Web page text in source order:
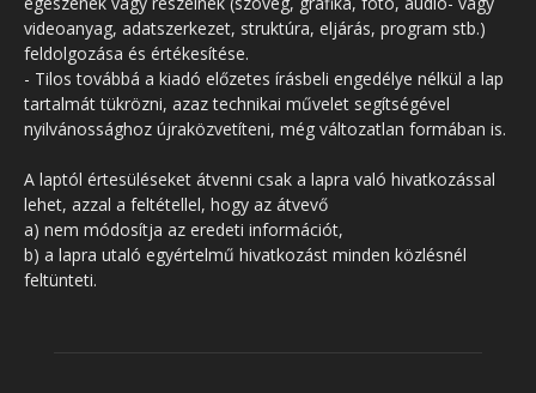
videoanyag, adatszerkezet, struktúra, eljárás, program stb.)
feldolgozása és értékesítése.
- Tilos továbbá a kiadó előzetes írásbeli engedélye nélkül a lap
tartalmát tükrözni, azaz technikai művelet segítségével
nyilvánossághoz újraközvetíteni, még változatlan formában is.
A laptól értesüléseket átvenni csak a lapra való hivatkozással
lehet, azzal a feltétellel, hogy az átvevő
a) nem módosítja az eredeti információt,
b) a lapra utaló egyértelmű hivatkozást minden közlésnél
feltünteti.